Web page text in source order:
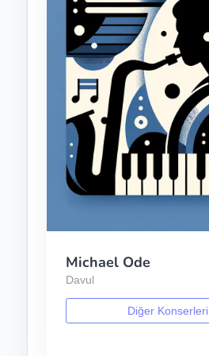
Michael Ode
Davul
Diğer Konserleri